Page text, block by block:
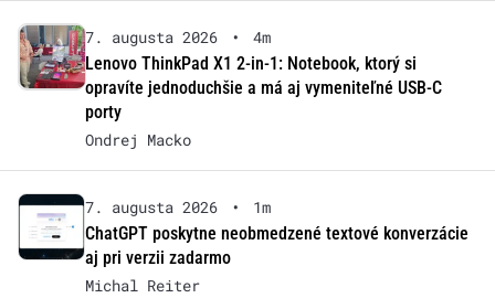
7. augusta 2026 •
4m
Lenovo ThinkPad X1 2-in-1: Notebook, ktorý si
opravíte jednoduchšie a má aj vymeniteľné USB-C
porty
Ondrej Macko
7. augusta 2026 •
1m
ChatGPT poskytne neobmedzené textové konverzácie
aj pri verzii zadarmo
Michal Reiter